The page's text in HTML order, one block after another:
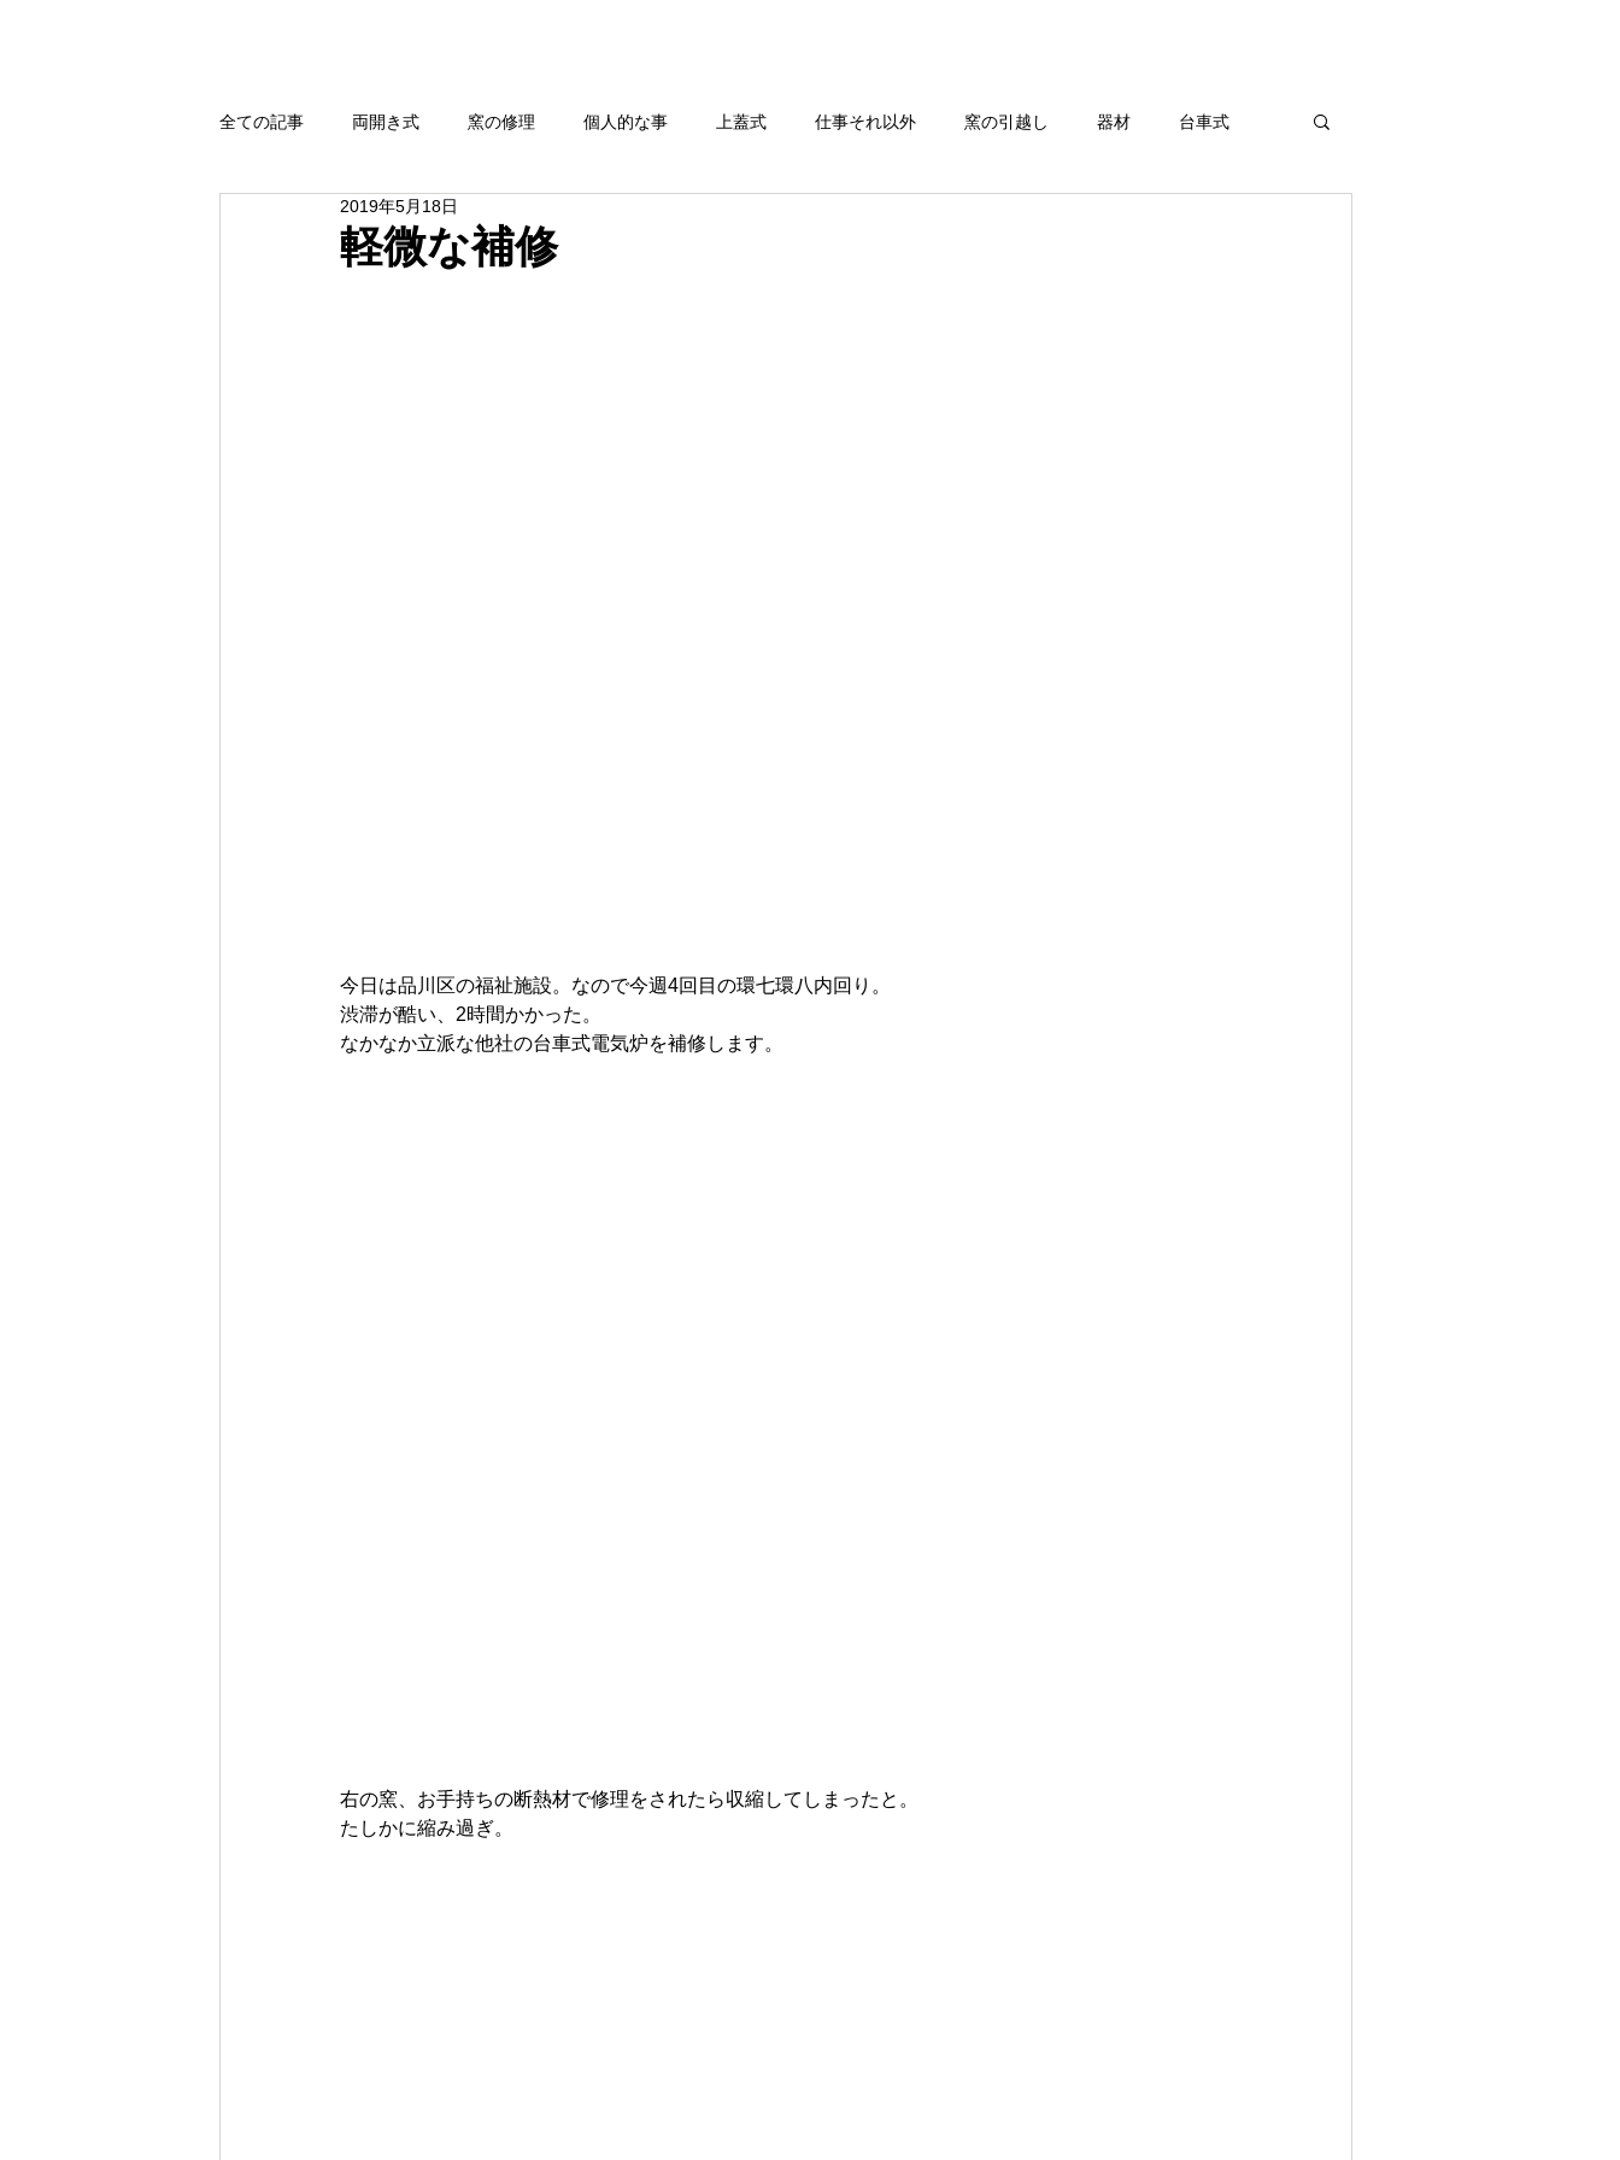
全ての記事 両開き式 窯の修理 個人的な事 上蓋式 仕事それ以外 窯の引越し 器材 台車式
強還元・無煙還元 扉式
軽微な補修
2019年5月18日
今日は品川区の福祉施設。なので今週4回目の環七環八内回り。
渋滞が酷い、2時間かかった。
なかなか立派な他社の台車式電気炉を補修します。
右の窯、お手持ちの断熱材で修理をされたら収縮してしまったと。
たしかに縮み過ぎ。